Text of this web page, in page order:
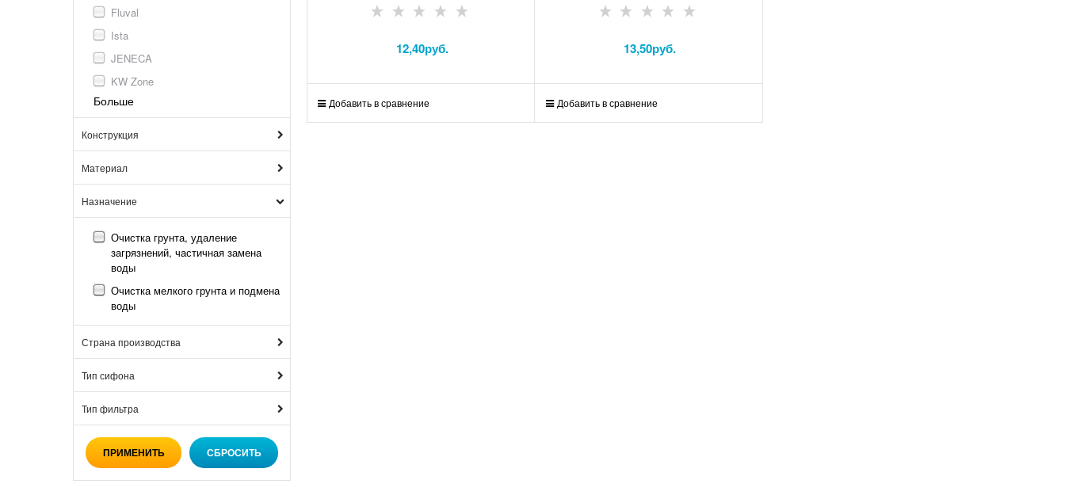
Fluval
Ista
JENECA
KW Zone
Больше
Конструкция
Материал
Назначение
Очистка грунта, удаление
загрязнений, частичная замена
воды
Очистка мелкого грунта и подмена
воды
Страна производства
Тип сифона
Тип фильтра
12,40руб.
Добавить в сравнение
13,50руб.
Добавить в сравнение